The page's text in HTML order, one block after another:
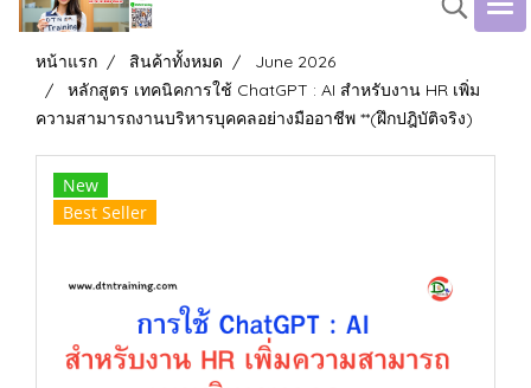
หน้าแรก สินค้าทั้งหมด
June 2026
หลักสูตร เทคนิคการใช้ ChatGPT : AI สำหรับงาน HR เพิ่ม
ความสามารถงานบริหารบุคคลอย่างมืออาชีพ **(ฝึกปฎิบัติจริง)
New
Best Seller